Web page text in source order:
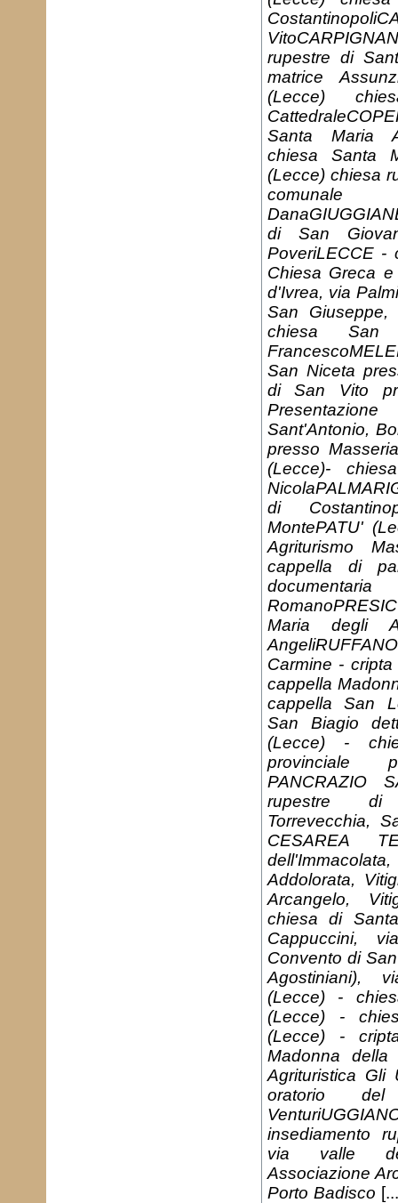
rupestre di
matrice
(Lecce)
Santa Maria
chiesa Santa
(Lecce) chiesa
di San
PoveriLECCE -
Chiesa Greca
d'Ivrea, via
San
chiesa San
San Niceta
di San Vito
Sant'Antonio,
presso
(Lecce)-
di
MontePATU'
Agriturismo
cappella di
Maria degli
Carmine -
cappella
cappella San
San Biagio
(Lecce) -
provinciale
PANCRAZIO
rupestre di
Torrevecchia,
CESAREA
Addolorata,
Arcangelo,
chiesa di
Cappuccini,
Convento di
Agostiniani),
(Lecce) -
(Lecce) -
(Lecce) -
Madonna
Agrituristica Gli
oratorio
insediamento
via valle
Associazione
Porto Badisco